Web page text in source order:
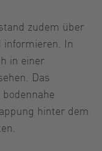
zudem über
informieren. In
in einer
Das
hinter dem